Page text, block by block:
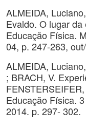
ALMEIDA,
Evaldo. O lugar
Educação Física.
04, p. 247-263,
ALMEIDA,
; BRACH, V.
Educação Física.
2014. p. 297- 302.